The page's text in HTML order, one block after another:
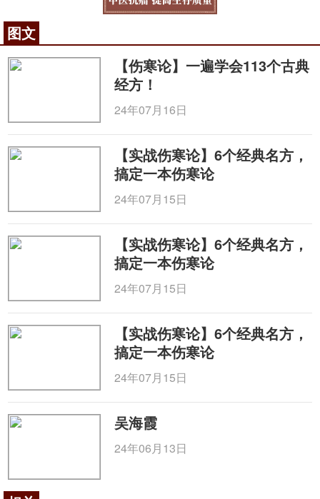
图文
【伤寒论】一遍学会113个古典
经方！
24年07月16日
【实战伤寒论】6个经典名方，
搞定一本伤寒论
24年07月15日
【实战伤寒论】6个经典名方，
搞定一本伤寒论
24年07月15日
【实战伤寒论】6个经典名方，
搞定一本伤寒论
24年07月15日
吴海霞
24年06月13日